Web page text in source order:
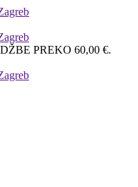
PREKO 60,00 €.